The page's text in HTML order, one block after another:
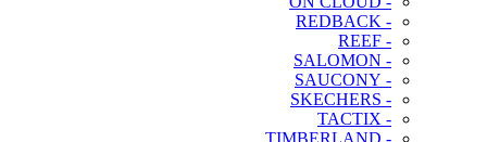
- REDBACK
- REEF
- SALOMON
- SAUCONY
- SKECHERS
- TACTIX
- TIMBERLAND